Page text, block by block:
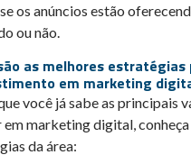
os anúncios estão
ou não.
as melhores
em marketing
você já sabe as principais
em marketing digital, conheça
da área: